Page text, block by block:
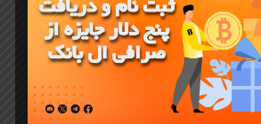
بخش “My Tasks” یا “جوایز من” در
بروید و وضعیت تسک‌ها
بررسی کنید.